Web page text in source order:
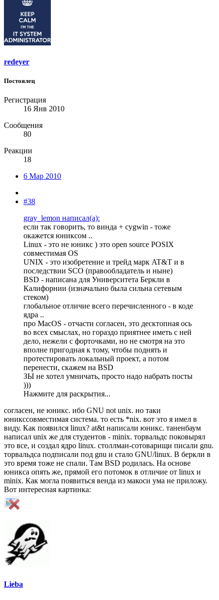
redeyer
Постоялец
Регистрация
16 Янв 2010
Сообщения
80
Реакции
18
6 Мар 2010
#38
gray_lemon написал(а):
если так говорить, то винда + cygwin - тоже
окажется юниксом ..
Linux - это не юникс ) это open source POSIX
совместимая OS
UNIX - это изобретение и трейд марк AT&T и в
последствии SCO (правообладатель и ныне)
BSD - написана для Университета Беркли в
Калифорнии (изначально была сильна сетевым
стеком)
глобальное отличие всего перечисленного - в коде
ядра ..
про MacOS - отчасти согласен, это десктопная ось
во всех смыслах, но гораздо приятнее иметь с ней
дело, нежели с форточками, но не смотря на это
вполне пригодная к тому, чтобы поднять и
протестировать локальный проект, а потом
перенести, скажем на BSD
ЗЫ не хотел умничать, просто надо набрать посты
)))
Нажмите для раскрытия...
согласен, не юникс. ибо GNU not unix. но таки
юникссовместимая система. то есть *nix. вот это я имел в
виду. Как появился linux? at&t написали юникс. таненбаум
написал unix же для студентов - minix. торвальдс поковырял
это все, и создал ядро linux. столлман-сотоварищи писали gnu.
торвальдса подписали под gnu и стало GNU/linux. В беркли в
это время тоже не спали. Там BSD родилась. На основе
юникса опять же, прямой его потомок в отличие от linux и
minix. Как могла появиться венда из макоси ума не приложу.
Вот интересная картинка:
Lieba